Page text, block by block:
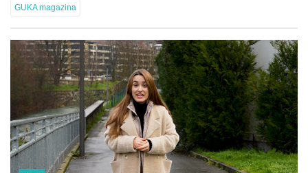
GUKA magazina